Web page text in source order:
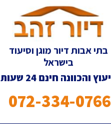
לתוכן
בתי אבות דיור מוגן וסיעוד
בישראל
יעוץ והכוונה חינם 24 שעות
072-334-0766